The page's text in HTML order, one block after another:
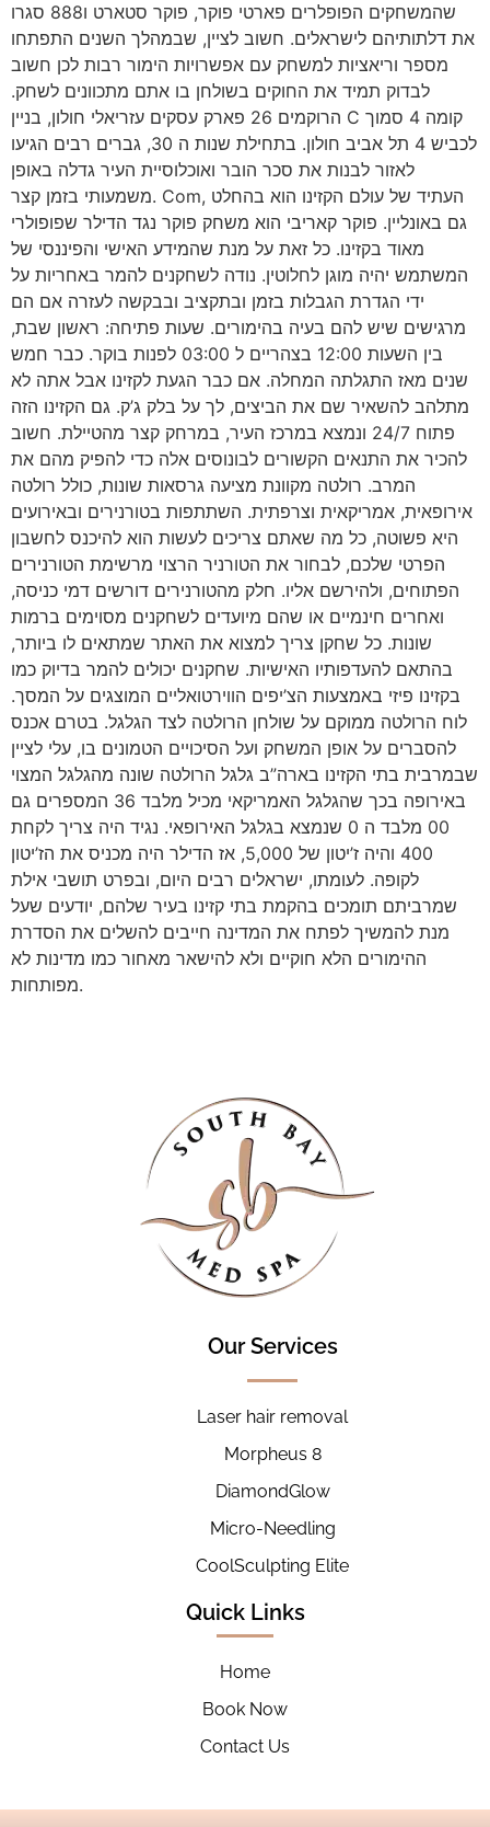
שהמשחקים הפופלרים פארטי פוקר, פוקר סטארט ו888 סגרו
את דלתותיהם לישראלים. חשוב לציין, שבמהלך השנים התפתחו
מספר וריאציות למשחק עם אפשרויות הימור רבות לכן חשוב
לבדוק תמיד את החוקים בשולחן בו אתם מתכוונים לשחק.
הרוקמים 26 פארק עסקים עזריאלי חולון, בניין C קומה 4 סמוך
לכביש 4 תל אביב חולון. בתחילת שנות ה 30, גברים רבים הגיעו
לאזור לבנות את סכר הובר ואוכלוסיית העיר גדלה באופן
משמעותי בזמן קצר. Com, העתיד של עולם הקזינו הוא בהחלט
גם באונליין. פוקר קאריבי הוא משחק פוקר נגד הדילר שפופולרי
מאוד בקזינו. כל זאת על מנת שהמידע האישי והפיננסי של
המשתמש יהיה מוגן לחלוטין. נודה לשחקנים להמר באחריות על
ידי הגדרת הגבלות בזמן ובתקציב ובבקשה לעזרה אם הם
מרגישים שיש להם בעיה בהימורים. שעות פתיחה: ראשון שבת,
בין השעות 12:00 בצהריים ל 03:00 לפנות בוקר. כבר חמש
שנים מאז התגלתה המחלה. אם כבר הגעת לקזינו אבל אתה לא
מתלהב להשאיר שם את הביצים, לך על בלק ג’ק. גם הקזינו הזה
פתוח 24/7 ונמצא במרכז העיר, במרחק קצר מהטיילת. חשוב
להכיר את התנאים הקשורים לבונוסים אלה כדי להפיק מהם את
המרב. רולטה מקוונת מציעה גרסאות שונות, כולל רולטה
אירופאית, אמריקאית וצרפתית. השתתפות בטורנירים ובאירועים
היא פשוטה, כל מה שאתם צריכים לעשות הוא להיכנס לחשבון
הפרטי שלכם, לבחור את הטורניר הרצוי מרשימת הטורנירים
הפתוחים, ולהירשם אליו. חלק מהטורנירים דורשים דמי כניסה,
ואחרים חינמיים או שהם מיועדים לשחקנים מסוימים ברמות
שונות. כל שחקן צריך למצוא את האתר שמתאים לו ביותר,
בהתאם להעדפותיו האישיות. שחקנים יכולים להמר בדיוק כמו
בקזינו פיזי באמצעות הצ’יפים הווירטואליים המוצגים על המסך.
לוח הרולטה ממוקם על שולחן הרולטה לצד הגלגל. בטרם אכנס
להסברים על אופן המשחק ועל הסיכויים הטמונים בו, עלי לציין
שבמרבית בתי הקזינו בארה”ב גלגל הרולטה שונה מהגלגל המצוי
באירופה בכך שהגלגל האמריקאי מכיל מלבד 36 המספרים גם
00 מלבד ה 0 שנמצא בגלגל האירופאי. נגיד היה צריך לקחת
400 והיה ז’יטון של 5,000, אז הדילר היה מכניס את הז’יטון
לקופה. לעומתו, ישראלים רבים היום, ובפרט תושבי אילת
שמרביתם תומכים בהקמת בתי קזינו בעיר שלהם, יודעים שעל
מנת להמשיך לפתח את המדינה חייבים להשלים את הסדרת
ההימורים הלא חוקיים ולא להישאר מאחור כמו מדינות לא
מפותחות.
Our Services
Laser hair removal
Morpheus 8
DiamondGlow
Micro-Needling
CoolSculpting Elite
Quick Links
Home
Book Now
Contact Us